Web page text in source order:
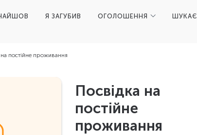
Я ЗАГУБИВ ОГОЛОШЕННЯ
постійне проживання
Посвідка на
постійне
проживання